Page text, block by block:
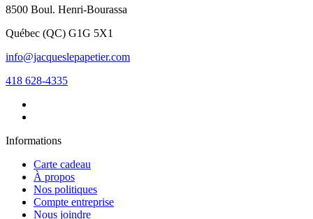
8500 Boul. Henri-Bourassa
Québec (QC) G1G 5X1
info@jacqueslepapetier.com
418 628-4335
Informations
Carte cadeau
À propos
Nos politiques
Compte entreprise
Nous joindre